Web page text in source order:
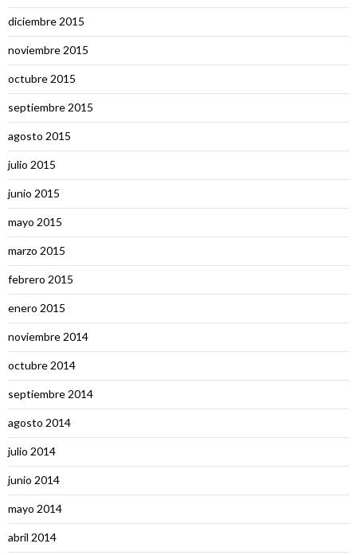
diciembre 2015
noviembre 2015
octubre 2015
septiembre 2015
agosto 2015
julio 2015
junio 2015
mayo 2015
marzo 2015
febrero 2015
enero 2015
noviembre 2014
octubre 2014
septiembre 2014
agosto 2014
julio 2014
junio 2014
mayo 2014
abril 2014